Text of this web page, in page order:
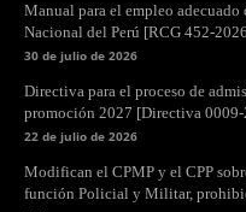
Manual para el empleo
Nacional del Perú [RCG 452-
30 de julio de 2026
Directiva para el proceso de
promoción 2027 [Directiva 0009-
22 de julio de 2026
Modifican el CPMP y el CPP
función Policial y Militar,